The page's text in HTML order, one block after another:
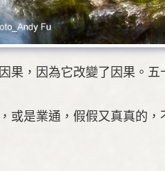
果，因為它改變了因果。
或是業通，假假又真真的，